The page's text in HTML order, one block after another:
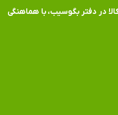
در دفتر بگوسیب، با هماهنگی